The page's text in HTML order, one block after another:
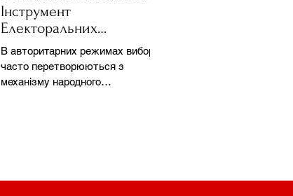
Інструмент
Електоральних
Маніпуляцій в
Автократіях
В авторитарних режимах вибори
часто перетворюються з
механізму народного